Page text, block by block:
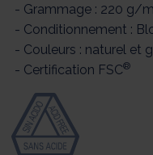
- Grammage : 220 g/
- Conditionnement :
- Couleurs : naturel et
- Certification FSC®